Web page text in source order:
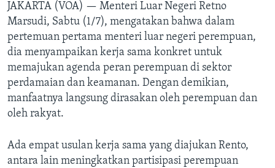
JAKARTA (VOA) — Menteri Luar Negeri Retno
Marsudi, Sabtu (1/7), mengatakan bahwa dalam
pertemuan pertama menteri luar negeri perempuan,
dia menyampaikan kerja sama konkret untuk
memajukan agenda peran perempuan di sektor
perdamaian dan keamanan. Dengan demikian,
manfaatnya langsung dirasakan oleh perempuan dan
oleh rakyat.
Ada empat usulan kerja sama yang diajukan Rento,
antara lain meningkatkan partisipasi perempuan